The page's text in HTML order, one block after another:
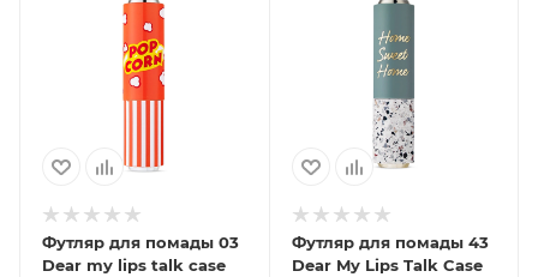
Футляр для помады 03
Dear my lips talk case
Футляр для помады 43
Dear My Lips Talk Case